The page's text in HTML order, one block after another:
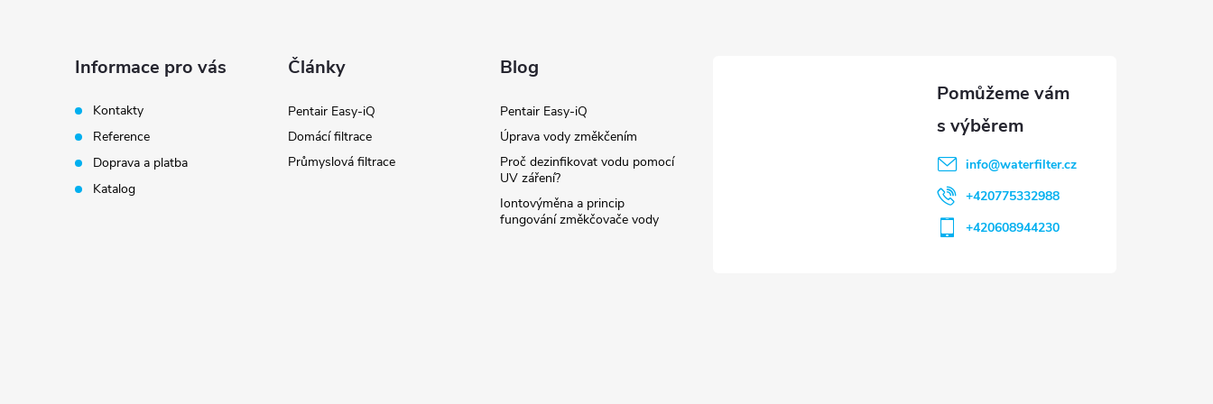
u
Informace pro vás
Kontakty
Reference
Doprava a platba
Katalog
Články
Pentair Easy-iQ
Domácí filtrace
Průmyslová filtrace
Blog
Pentair Easy-iQ
Úprava vody změkčením
Proč dezinfikovat vodu pomocí
UV záření?
Iontovýměna a princip
fungování změkčovače vody
info@waterfilter.cz
+420775332988
+420608944230